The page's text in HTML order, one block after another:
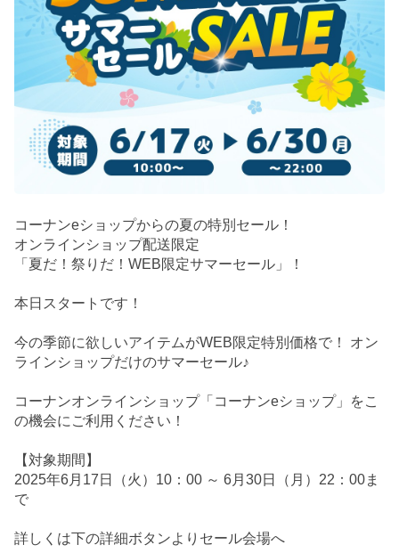
コーナンeショップからの夏の特別セール！
オンラインショップ配送限定
「夏だ！祭りだ！WEB限定サマーセール」！
本日スタートです！
今の季節に欲しいアイテムがWEB限定特別価格で！ オン
ラインショップだけのサマーセール♪
コーナンオンラインショップ「コーナンeショップ」をこ
の機会にご利用ください！
【対象期間】
2025年6月17日（火）10：00 ～ 6月30日（月）22：00ま
で
詳しくは下の詳細ボタンよりセール会場へ